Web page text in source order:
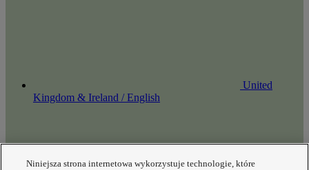
United
Kingdom & Ireland / English
Niniejsza strona internetowa wykorzystuje technologie, które